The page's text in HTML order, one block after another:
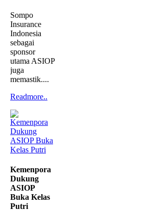
Sompo
Insurance
Indonesia
sebagai
sponsor
utama ASIOP
juga
memastik....
Readmore..
Kemenpora
Dukung
ASIOP
Buka Kelas
Putri